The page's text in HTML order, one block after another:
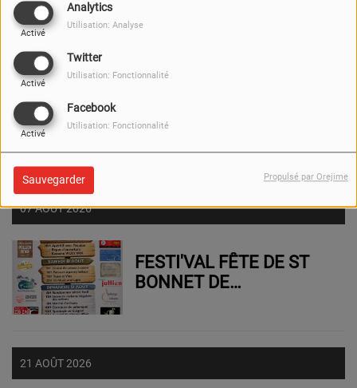
Analytics
Activé
Utilisation: Analyse
Twitter
Activé
Utilisation: Fonctionnalité
Facebook
Activé
Utilisation: Fonctionnalité
Sauvegarder Propulsé par Orejime
D'ORGNAC
DE PEAUGRES
07 AOÛT 2026
FESTI'VAL FÊTE DE ST
BONNET DE
21 AOÛT 2026